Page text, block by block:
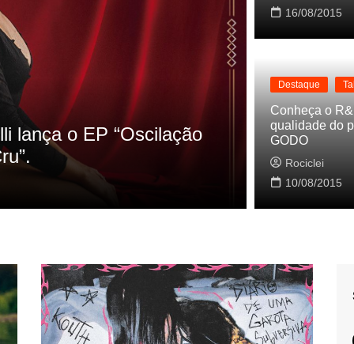
referencias do clipe de
Destaque
Cynthia
Baleiro
Rociclei
16/08/2015
Destaque
Conheça o
qualidade do
GODO
Rociclei
10/08/2015